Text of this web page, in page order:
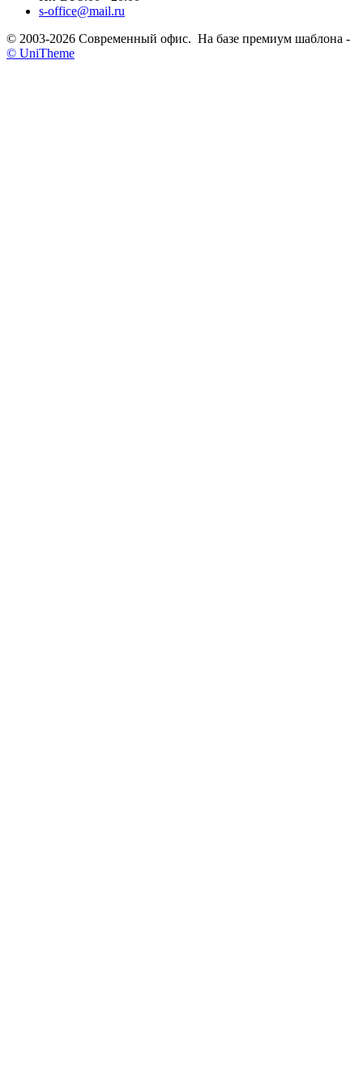
s-office@mail.ru
© 2003-2026 Современный офис. На базе премиум шаблона -
© UniTheme